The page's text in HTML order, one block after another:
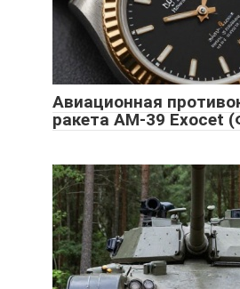
Авиационная
ракета AM-39 Exocet